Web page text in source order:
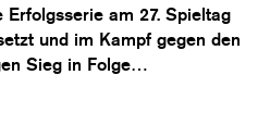
Erfolgsserie am 27. Spieltag
und im Kampf gegen den
Sieg in Folge…